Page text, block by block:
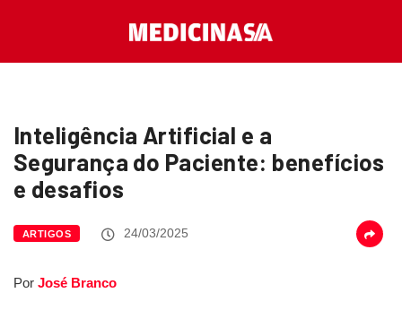
Inteligência Artificial e a
Segurança do Paciente: benefícios
e desafios
ARTIGOS 24/03/2025
Por José Branco